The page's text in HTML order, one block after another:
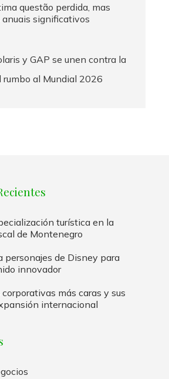
questão perdida, mas
significativos
y GAP se unen contra la
al Mundial 2026
turística en la
de Montenegro
personajes de Disney para
innovador
más caras y sus
internacional